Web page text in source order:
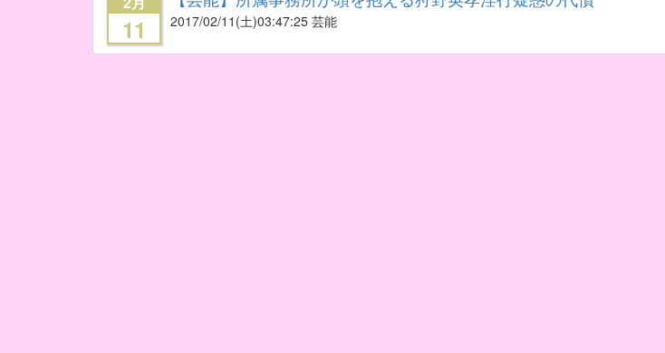
11 2017/02/11 (土)03:47:25 芸能